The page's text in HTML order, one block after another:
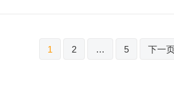
1 2 … 5 下一